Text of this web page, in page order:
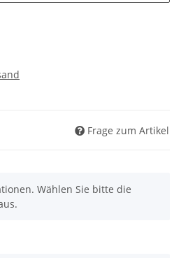
Frage zum Artikel
Wählen Sie bitte die